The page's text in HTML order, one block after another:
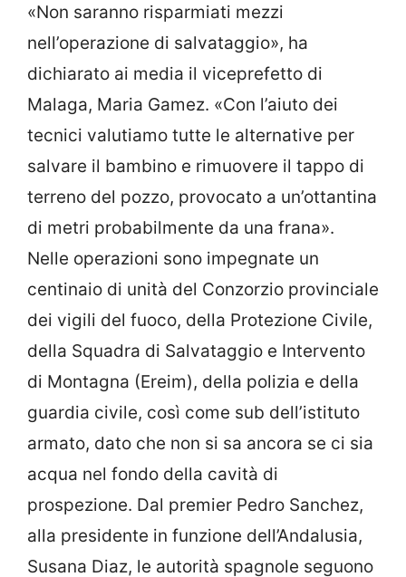
«Non saranno risparmiati mezzi
nell’operazione di salvataggio», ha
dichiarato ai media il viceprefetto di
Malaga, Maria Gamez. «Con l’aiuto dei
tecnici valutiamo tutte le alternative per
salvare il bambino e rimuovere il tappo di
terreno del pozzo, provocato a un’ottantina
di metri probabilmente da una frana».
Nelle operazioni sono impegnate un
centinaio di unità del Conzorzio provinciale
dei vigili del fuoco, della Protezione Civile,
della Squadra di Salvataggio e Intervento
di Montagna (Ereim), della polizia e della
guardia civile, così come sub dell’istituto
armato, dato che non si sa ancora se ci sia
acqua nel fondo della cavità di
prospezione. Dal premier Pedro Sanchez,
alla presidente in funzione dell’Andalusia,
Susana Diaz, le autorità spagnole seguono